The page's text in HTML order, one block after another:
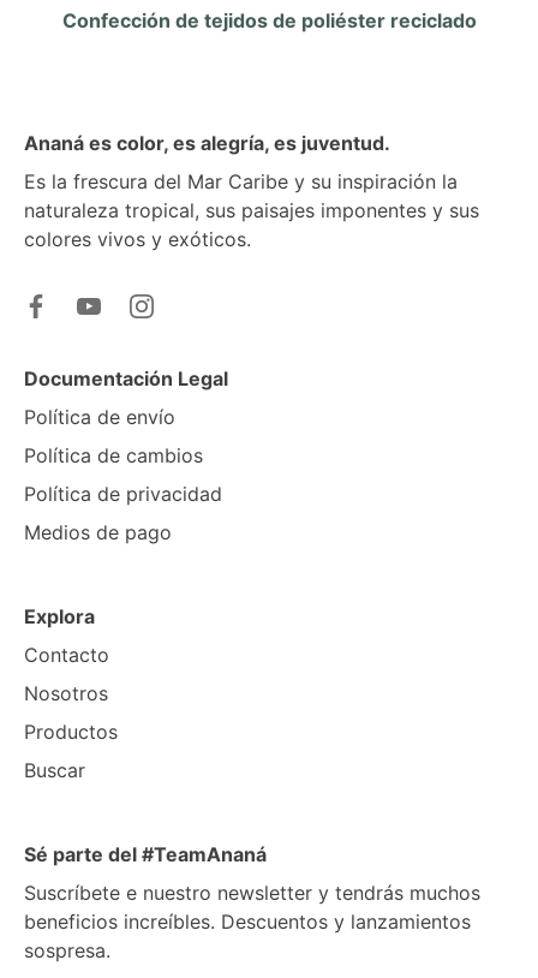
Confección de tejidos de poliéster reciclado
Ananá es color, es alegría, es juventud.
Es la frescura del Mar Caribe y su inspiración la
naturaleza tropical, sus paisajes imponentes y sus
colores vivos y exóticos.
Documentación Legal
Política de envío
Política de cambios
Política de privacidad
Medios de pago
Explora
Contacto
Nosotros
Productos
Buscar
Sé parte del #TeamAnaná
Suscríbete e nuestro newsletter y tendrás muchos
beneficios increíbles. Descuentos y lanzamientos
sospresa.